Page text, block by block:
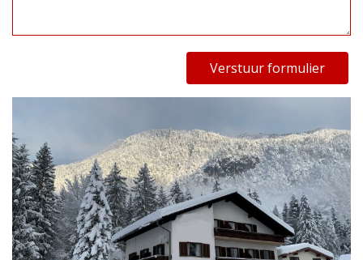
Verstuur formulier